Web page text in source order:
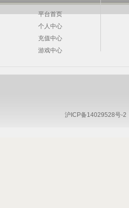
平台首页
个人中心
充值中心
游戏中心
沪ICP备14029528号-2